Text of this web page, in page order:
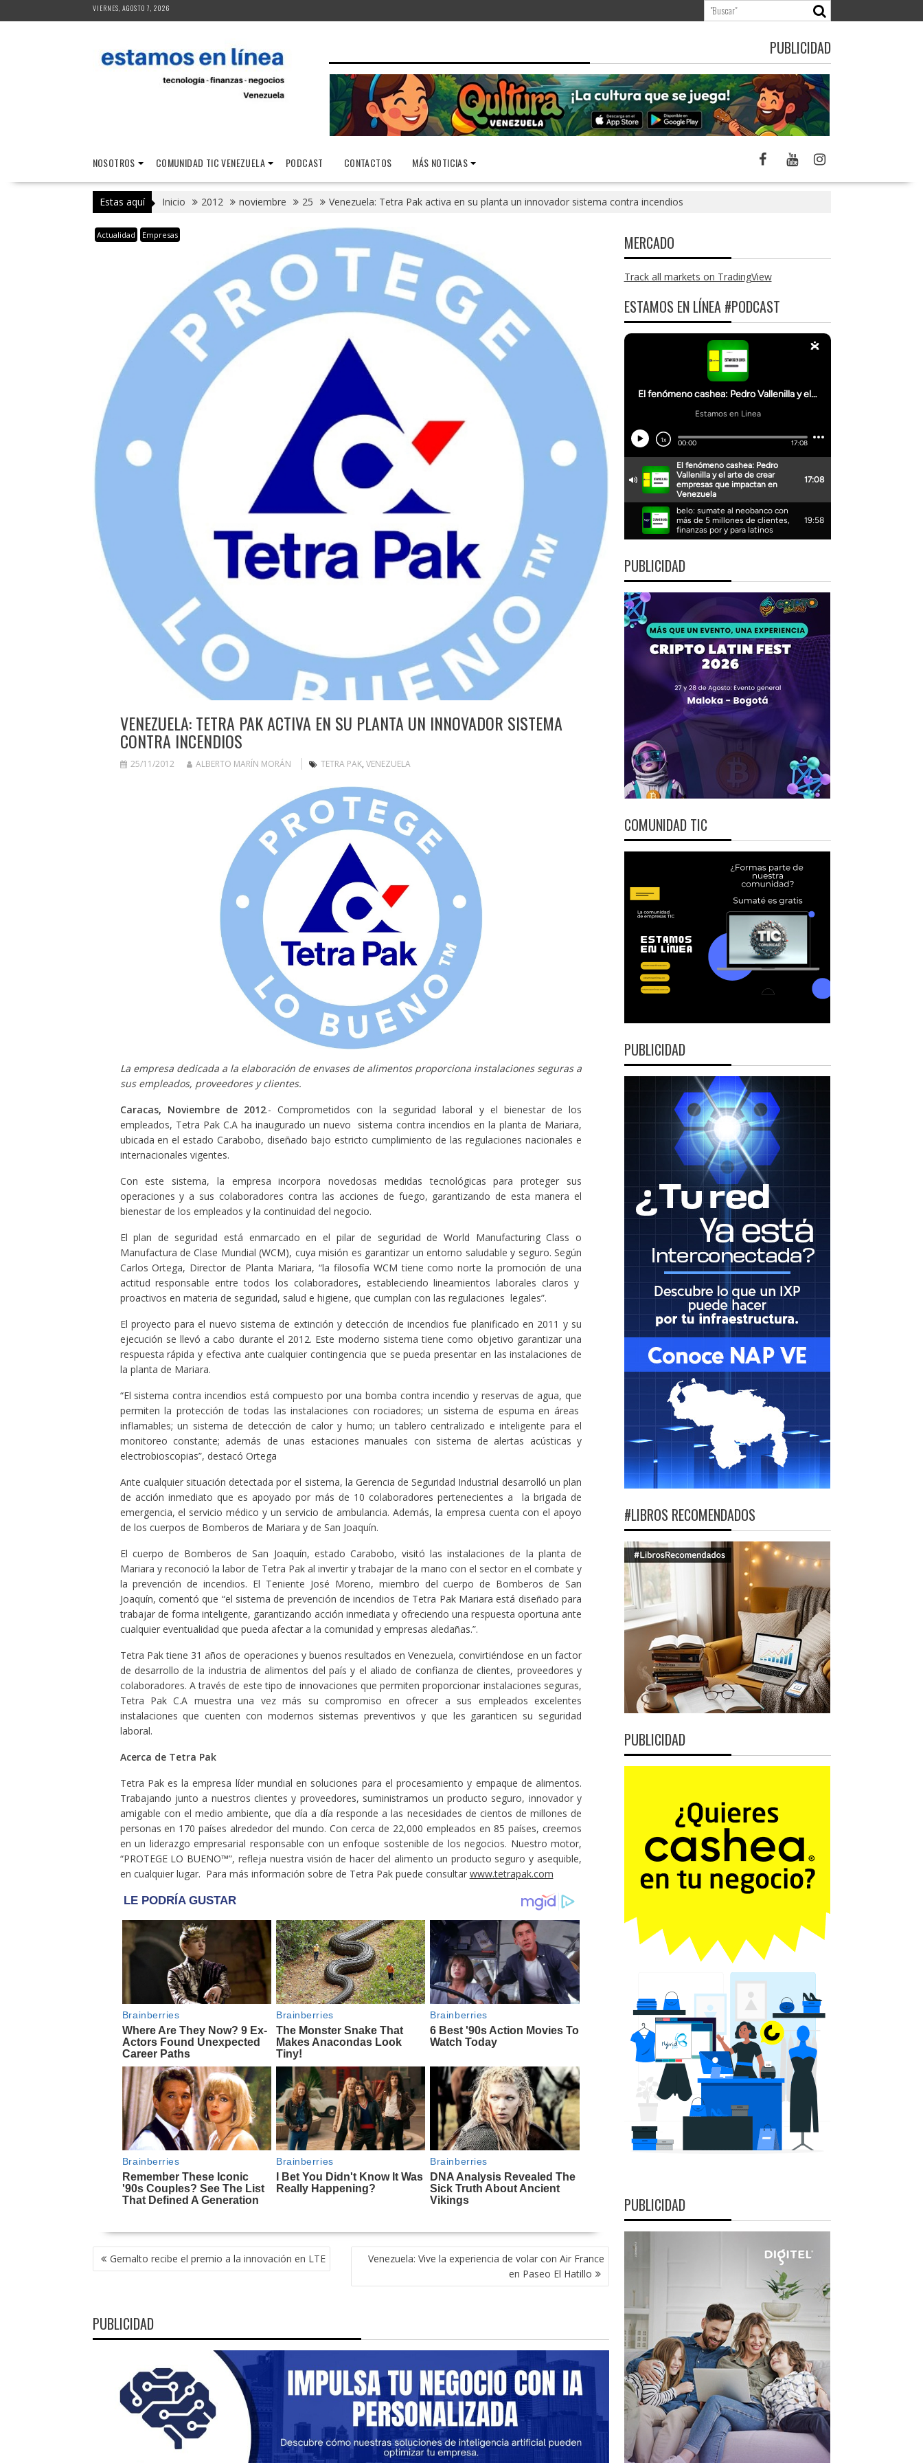
al
VIERNES, AGOSTO 7, 2026
PUBLICIDAD
NOSOTROS COMUNIDAD TIC VENEZUELA PODCAST CONTACTOS MÁS NOTICIAS
Estas aquí Inicio 2012 noviembre 25 Venezuela: Tetra Pak activa en su planta un innovador sistema contra incendios
Actualidad Empresas
VENEZUELA: TETRA PAK ACTIVA EN SU PLANTA UN INNOVADOR SISTEMA
CONTRA INCENDIOS
25/11/2012 ALBERTO MARÍN MORÁN TETRA PAK, VENEZUELA
La empresa dedicada a la elaboración de envases de alimentos proporciona instalaciones seguras a
sus empleados, proveedores y clientes.
Caracas, Noviembre de 2012.- Comprometidos con la seguridad laboral y el bienestar de los
empleados, Tetra Pak C.A ha inaugurado un nuevo sistema contra incendios en la planta de Mariara,
ubicada en el estado Carabobo, diseñado bajo estricto cumplimiento de las regulaciones nacionales e
internacionales vigentes.
Con este sistema, la empresa incorpora novedosas medidas tecnológicas para proteger sus
operaciones y a sus colaboradores contra las acciones de fuego, garantizando de esta manera el
bienestar de los empleados y la continuidad del negocio.
El plan de seguridad está enmarcado en el pilar de seguridad de World Manufacturing Class o
Manufactura de Clase Mundial (WCM), cuya misión es garantizar un entorno saludable y seguro. Según
Carlos Ortega, Director de Planta Mariara, “la filosofía WCM tiene como norte la promoción de una
actitud responsable entre todos los colaboradores, estableciendo lineamientos laborales claros y
proactivos en materia de seguridad, salud e higiene, que cumplan con las regulaciones legales”.
El proyecto para el nuevo sistema de extinción y detección de incendios fue planificado en 2011 y su
ejecución se llevó a cabo durante el 2012. Este moderno sistema tiene como objetivo garantizar una
respuesta rápida y efectiva ante cualquier contingencia que se pueda presentar en las instalaciones de
la planta de Mariara.
“El sistema contra incendios está compuesto por una bomba contra incendio y reservas de agua, que
permiten la protección de todas las instalaciones con rociadores; un sistema de espuma en áreas
inflamables; un sistema de detección de calor y humo; un tablero centralizado e inteligente para el
monitoreo constante; además de unas estaciones manuales con sistema de alertas acústicas y
electrobioscopias”, destacó Ortega
Ante cualquier situación detectada por el sistema, la Gerencia de Seguridad Industrial desarrolló un plan
de acción inmediato que es apoyado por más de 10 colaboradores pertenecientes a la brigada de
emergencia, el servicio médico y un servicio de ambulancia. Además, la empresa cuenta con el apoyo
de los cuerpos de Bomberos de Mariara y de San Joaquín.
El cuerpo de Bomberos de San Joaquín, estado Carabobo, visitó las instalaciones de la planta de
Mariara y reconoció la labor de Tetra Pak al invertir y trabajar de la mano con el sector en el combate y
la prevención de incendios. El Teniente José Moreno, miembro del cuerpo de Bomberos de San
Joaquín, comentó que “el sistema de prevención de incendios de Tetra Pak Mariara está diseñado para
trabajar de forma inteligente, garantizando acción inmediata y ofreciendo una respuesta oportuna ante
cualquier eventualidad que pueda afectar a la comunidad y empresas aledañas.”.
Tetra Pak tiene 31 años de operaciones y buenos resultados en Venezuela, convirtiéndose en un factor
de desarrollo de la industria de alimentos del país y el aliado de confianza de clientes, proveedores y
colaboradores. A través de este tipo de innovaciones que permiten proporcionar instalaciones seguras,
Tetra Pak C.A muestra una vez más su compromiso en ofrecer a sus empleados excelentes
instalaciones que cuenten con modernos sistemas preventivos y que les garanticen su seguridad
laboral.
Acerca de Tetra Pak
Tetra Pak es la empresa líder mundial en soluciones para el procesamiento y empaque de alimentos.
Trabajando junto a nuestros clientes y proveedores, suministramos un producto seguro, innovador y
amigable con el medio ambiente, que día a día responde a las necesidades de cientos de millones de
personas en 170 países alrededor del mundo. Con cerca de 22,000 empleados en 85 países, creemos
en un liderazgo empresarial responsable con un enfoque sostenible de los negocios. Nuestro motor,
“PROTEGE LO BUENO™”, refleja nuestra visión de hacer del alimento un producto seguro y asequible,
en cualquier lugar. Para más información sobre de Tetra Pak puede consultar www.tetrapak.com
NAVEGACIÓN
DE Gemalto recibe el premio a la innovación en LTE
Venezuela: Vive la experiencia de volar con Air France
en Paseo El Hatillo
PUBLICIDAD
MERCADO
Track all markets on TradingView
ESTAMOS EN LÍNEA #PODCAST
PUBLICIDAD
COMUNIDAD TIC
PUBLICIDAD
#LIBROS RECOMENDADOS
PUBLICIDAD
PUBLICIDAD